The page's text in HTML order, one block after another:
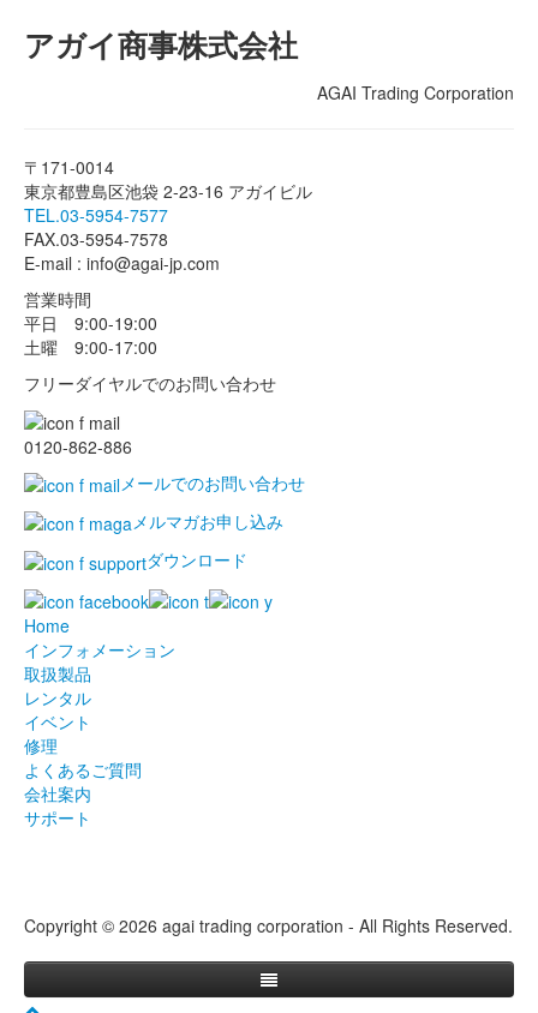
アガイ商事株式会社
AGAI Trading Corporation
〒171-0014
東京都豊島区池袋 2-23-16 アガイビル
TEL.03-5954-7577
FAX.03-5954-7578
E-mail : info@agai-jp.com
営業時間
平日 9:00-19:00
土曜 9:00-17:00
フリーダイヤルでのお問い合わせ
0120-862-886
メールでのお問い合わせ
メルマガお申し込み
ダウンロード
Home
インフォメーション
取扱製品
レンタル
イベント
修理
よくあるご質問
会社案内
サポート
Copyright © 2026 agai trading corporation - All Rights Reserved.